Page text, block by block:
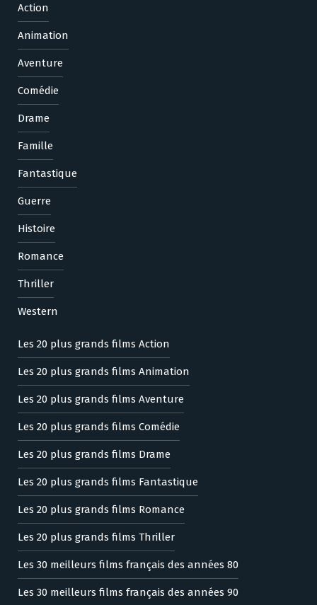
Action
Animation
Aventure
Comédie
Drame
Famille
Fantastique
Guerre
Histoire
Romance
Thriller
Western
Les 20 plus grands films Action
Les 20 plus grands films Animation
Les 20 plus grands films Aventure
Les 20 plus grands films Comédie
Les 20 plus grands films Drame
Les 20 plus grands films Fantastique
Les 20 plus grands films Romance
Les 20 plus grands films Thriller
Les 30 meilleurs films français des années 80
Les 30 meilleurs films français des années 90